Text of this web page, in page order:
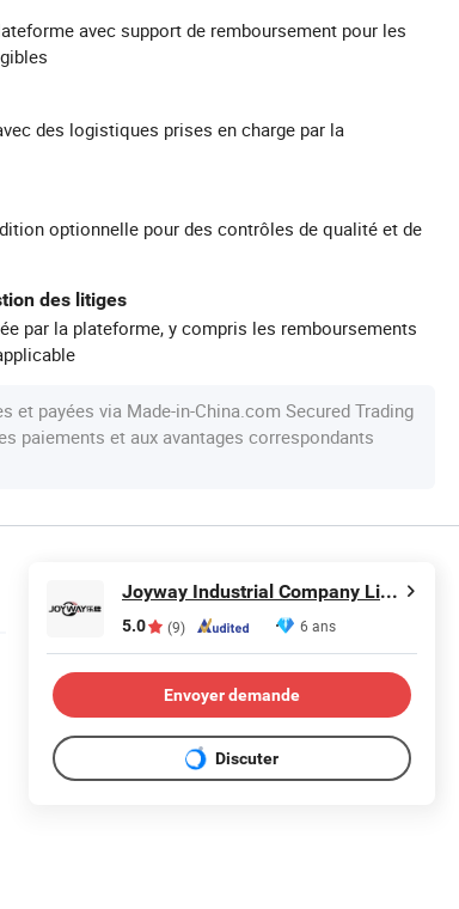
avec support de remboursement pour les
des logistiques prises en charge par la
optionnelle pour des contrôles de qualité et de
des litiges
par la plateforme, y compris les remboursements
et payées via Made-in-China.com Secured Trading
paiements et aux avantages correspondants
Joyway Industrial Company Limited
5.0 (9) 6 ans
Envoyer demande
Discuter